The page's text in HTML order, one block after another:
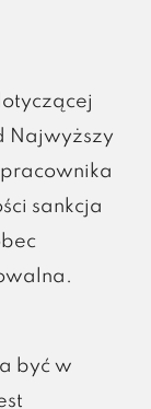
Najwyższy
sankcja
być w